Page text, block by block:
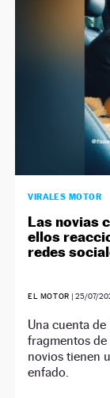
VIRALES MOTOR
Las novias
ellos
redes
EL MOTOR | 25/07/
Una cuenta
fragmentos
novios tienen
enfado.